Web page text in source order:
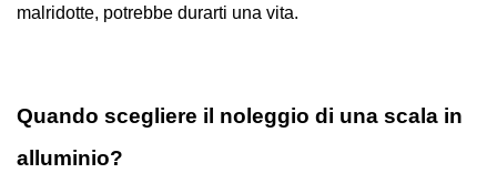
malridotte, potrebbe durarti una vita.
Quando scegliere il noleggio di una scala in
alluminio?